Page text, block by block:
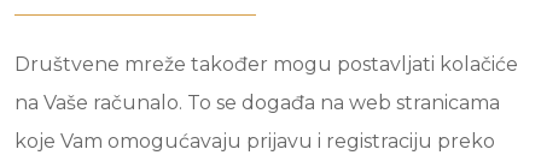
Društvene mreže također mogu postavljati kolačiće
na Vaše računalo. To se događa na web stranicama
koje Vam omogućavaju prijavu i registraciju preko